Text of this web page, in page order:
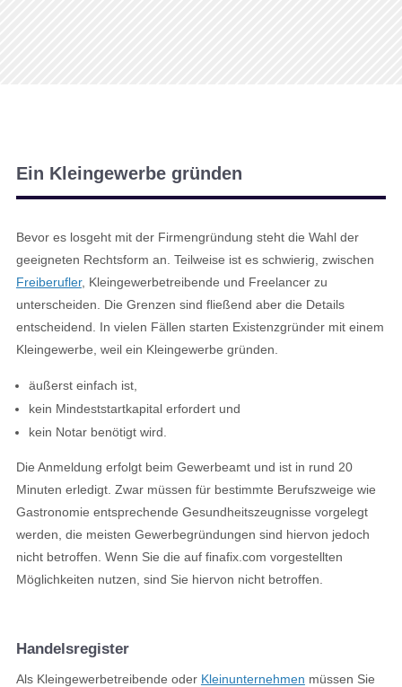
Ein Kleingewerbe gründen
Bevor es losgeht mit der Firmengründung steht die Wahl der
geeigneten Rechtsform an. Teilweise ist es schwierig, zwischen
Freiberufler, Kleingewerbetreibende und Freelancer zu
unterscheiden. Die Grenzen sind fließend aber die Details
entscheidend. In vielen Fällen starten Existenzgründer mit einem
Kleingewerbe, weil ein Kleingewerbe gründen.
äußerst einfach ist,
kein Mindeststartkapital erfordert und
kein Notar benötigt wird.
Die Anmeldung erfolgt beim Gewerbeamt und ist in rund 20
Minuten erledigt. Zwar müssen für bestimmte Berufszweige wie
Gastronomie entsprechende Gesundheitszeugnisse vorgelegt
werden, die meisten Gewerbegründungen sind hiervon jedoch
nicht betroffen. Wenn Sie die auf finafix.com vorgestellten
Möglichkeiten nutzen, sind Sie hiervon nicht betroffen.
Handelsregister
Als Kleingewerbetreibende oder Kleinunternehmen müssen Sie